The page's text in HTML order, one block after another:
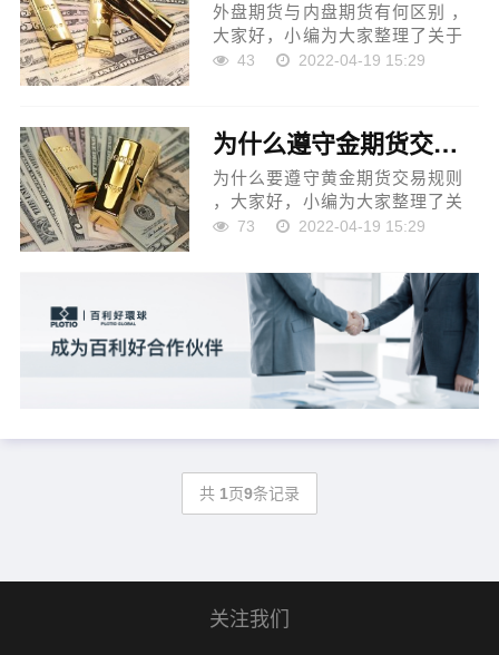
外盘期货与内盘期货有何区别 ，
大家好，小编为大家整理了关于
外盘期货与内盘期货有何区别的
开盘时间、上海黄金交易...
43 2022-04-19 15:29
为什么遵守金期货交易规则（为什么要遵守黄金期货交易规则）
为什么要遵守黄金期货交易规则
，大家好，小编为大家整理了关
于为什么要遵守黄金期货交易规
单交易、黄金定投交易策略、网
上黄金交易开户的相关内...
73 2022-04-19 15:29
共 1页9条记录
关注我们